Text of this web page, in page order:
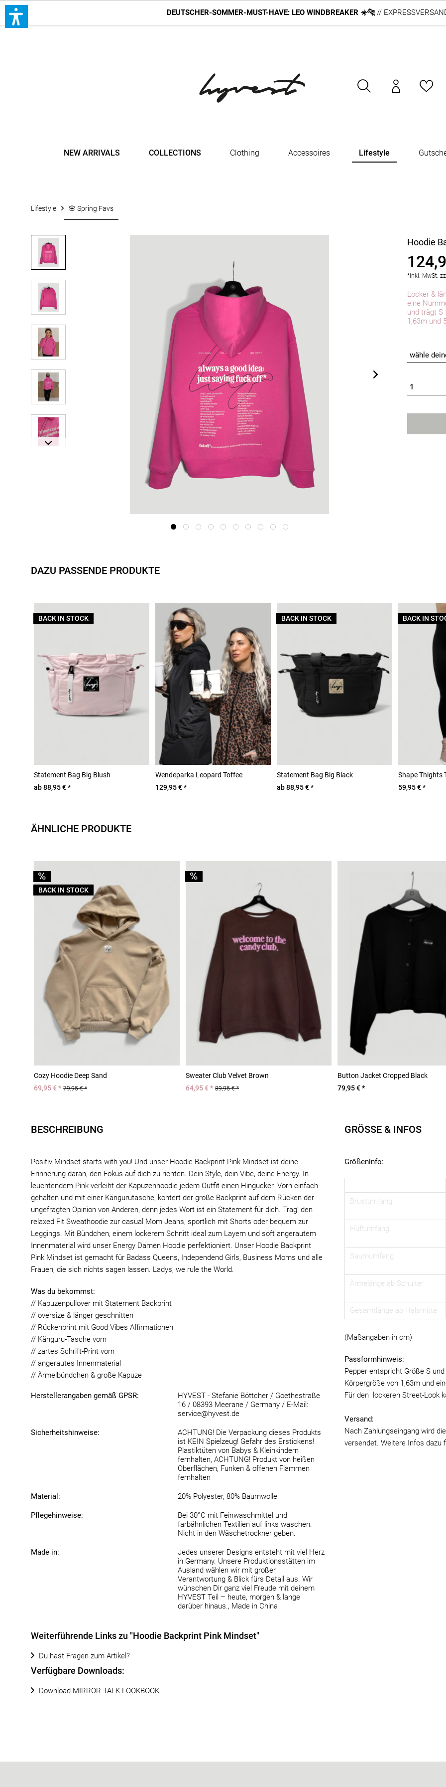
DEUTSCHER-SOMMER-MUST-HAVE: LEO WINDBREAKER ☀️🐆 //
NEW ARRIVALS COLLECTIONS Clothing Accessoires Lifestyle
Lifestyle 🌸 Spring Favs
Hoodie
*inkl. MwSt.
Locker &
eine
und trägt S
1,63m und
BESCHREIBUNG
Positiv Mindset starts with you! Und unser Hoodie Backprint Pink Mindset ist deine
Erinnerung daran, den Fokus auf dich zu richten. Dein Style, dein Vibe, deine Energy. In
leuchtendem Pink verleiht der Kapuzenhoodie jedem Outfit einen Hingucker. Vorn einfach
gehalten und mit einer Kängurutasche, kontert der große Backprint auf dem Rücken der
ungefragten Opinion von Anderen, denn jedes Wort ist ein Statement für dich. Trag' den
relaxed Fit Sweathoodie zur casual Mom Jeans, sportlich mit Shorts oder bequem zur
Leggings. Mit Bündchen, einem lockerem Schnitt ideal zum Layern und soft angerautem
Innenmaterial wird unser Energy Damen Hoodie perfektioniert. Unser Hoodie Backprint
Pink Mindset ist gemacht für Badass Queens, Independend Girls, Business Moms und alle
Frauen, die sich nichts sagen lassen. Ladys, we rule the World.
Was du bekommst:
// Kapuzenpullover mit Statement Backprint
// oversize & länger geschnitten
// Rückenprint mit Good Vibes Affirmationen
// Känguru-Tasche vorn
// zartes Schrift-Print vorn
// angerautes Innenmaterial
// Ärmelbündchen & große Kapuze
Herstellerangaben gemäß GPSR:
HYVEST - Stefanie Böttcher / Goethestraße
16 / 08393 Meerane / Germany / E-Mail:
service@hyvest.de
Sicherheitshinweise:
ACHTUNG! Die Verpackung dieses Produkts
ist KEIN Spielzeug! Gefahr des Erstickens!
Plastiktüten von Babys & Kleinkindern
fernhalten, ACHTUNG! Produkt von heißen
Oberflächen, Funken & offenen Flammen
fernhalten
Material: 20% Polyester, 80% Baumwolle
Pflegehinweise:
Bei 30°C mit Feinwaschmittel und
farbähnlichen Textilien auf links waschen.
Nicht in den Wäschetrockner geben.
Made in:
Jedes unserer Designs entsteht mit viel Herz
in Germany. Unsere Produktionsstätten im
Ausland wählen wir mit großer
Verantwortung & Blick fürs Detail aus. Wir
wünschen Dir ganz viel Freude mit deinem
HYVEST Teil – heute, morgen & lange
darüber hinaus., Made in China
Weiterführende Links zu "Hoodie Backprint Pink Mindset"
Du hast Fragen zum Artikel?
Verfügbare Downloads:
Download MIRROR TALK LOOKBOOK
GRÖSSE & INFOS
Größeninfo:
Brustumfang
Hüftumfang
Saumumfang
Ärmelänge ab Schulter
Gesamtlänge ab Halsmitte
(Maßangaben in cm)
Passformhinweis:
Pepper entspricht Größe S
Körpergröße von 1,63m und
Für den lockeren Street-Look
Versand:
Nach Zahlungseingang wird
versendet. Weitere Infos dazu
DAZU PASSENDE PRODUKTE
BACK IN STOCK
Statement Bag Big Blush
ab 88,95 € *
Wendeparka Leopard Toffee
129,95 € *
BACK IN STOCK
Statement Bag Big Black
ab 88,95 € *
BACK IN
Shape Thights
59,95 € *
ÄHNLICHE PRODUKTE
BACK IN STOCK
Cozy Hoodie Deep Sand
69,95 € * 79,95 € *
Sweater Club Velvet Brown
64,95 € * 89,95 € *
Button Jacket Cropped Black
79,95 € *